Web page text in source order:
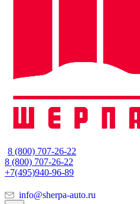
8 (800) 707-26-22
8 (800) 707-26-22
+7(495)940-96-89
info@sherpa-auto.ru